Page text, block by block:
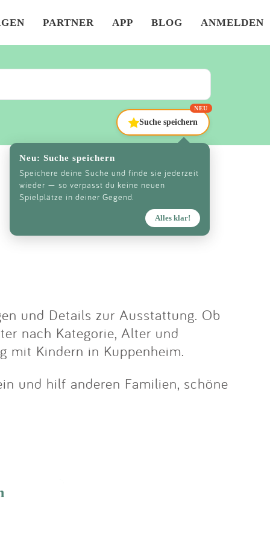
ANMELDEN
BLOG
APP
PARTNER ×
Suche speichern
NEU
Neu: Suche speichern
Speichere deine Suche und finde sie jederzeit
wieder — so verpasst du keine neuen
Spielplätze in deiner Gegend.
Alles klar!
und Details zur Ausstattung. Ob
nach Kategorie, Alter und
mit Kindern in Kuppenheim.
und hilf anderen Familien, schöne